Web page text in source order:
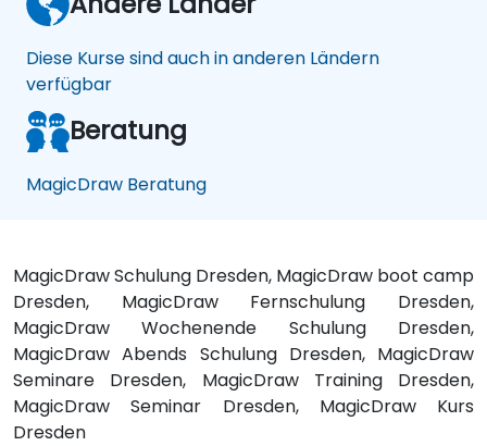
Diese Kurse sind auch in anderen Ländern
verfügbar
Beratung
MagicDraw Beratung
MagicDraw Schulung Dresden, MagicDraw boot camp
Dresden, MagicDraw Fernschulung Dresden,
MagicDraw Wochenende Schulung Dresden,
MagicDraw Abends Schulung Dresden, MagicDraw
Seminare Dresden, MagicDraw Training Dresden,
MagicDraw Seminar Dresden, MagicDraw Kurs
Dresden